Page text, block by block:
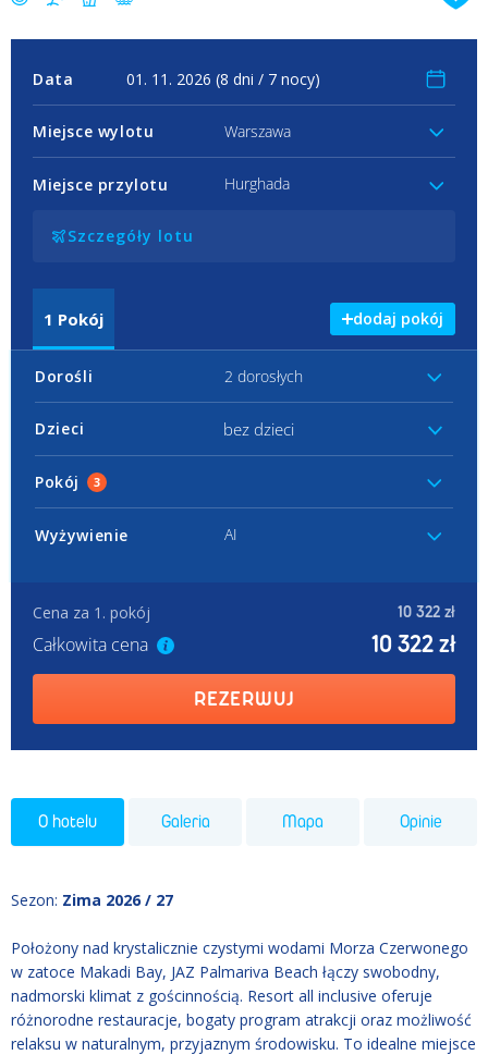
Data
Miejsce wylotu Warszawa
Miejsce przylotu Hurghada
Szczegóły lotu
1 Pokój dodaj pokój
Dorośli 2 dorosłych
Dzieci bez dzieci
Pokój 3
Wyżywienie AI
Cena za 1. pokój 10 322 zł
Całkowita cena 10 322 zł
REZERWUJ
O hotelu Galeria Mapa Opinie
Sezon: Zima 2026 / 27
Położony nad krystalicznie czystymi wodami Morza Czerwonego
w zatoce Makadi Bay, JAZ Palmariva Beach łączy swobodny,
nadmorski klimat z gościnnością. Resort all inclusive oferuje
różnorodne restauracje, bogaty program atrakcji oraz możliwość
relaksu w naturalnym, przyjaznym środowisku. To idealne miejsce